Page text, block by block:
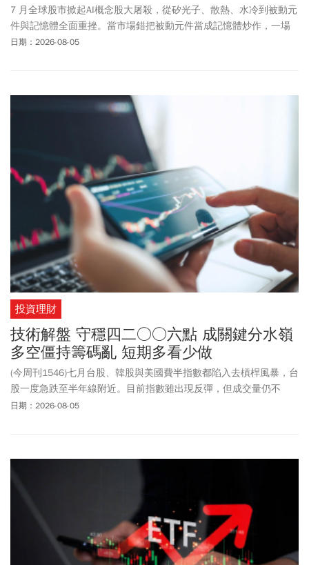
7 月全球股市掀起AI概念股大屠殺，從矽光子、散熱、水冷到被動元
件與記憶體全面重挫。當市場錯把被動元件當成記憶體炒作，一場
估值泡沫破裂的修正也隨之展開。
日期：2026-08-05
投資理財
技術解盤 守穩四二○○六點 成關鍵分水嶺
多空僵持籌碼亂 短期多看少做
(今周刊1546)七月台股、韓股與美國費半指數都陷入去槓桿風暴，台
股一度急跌至半年線附近。目前指數雖出現反彈，但成交量仍不
足，後市需觀察成交量能否逐步回溫，才可能重返多頭。
日期：2026-08-05